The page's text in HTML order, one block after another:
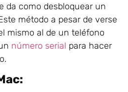
da como desbloquear un
método a pesar de verse
mismo al de un teléfono
número serial para hacer